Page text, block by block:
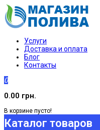
Услуги
Доставка и оплата
Блог
Контакты
0
0.00 грн.
В корзине пусто!
Каталог товаров